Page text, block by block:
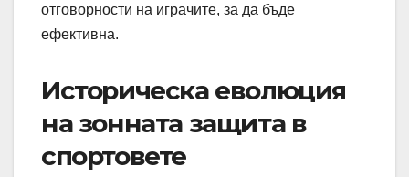
отговорности на играчите, за да бъде
ефективна.
Историческа еволюция
на зонната защита в
спортовете